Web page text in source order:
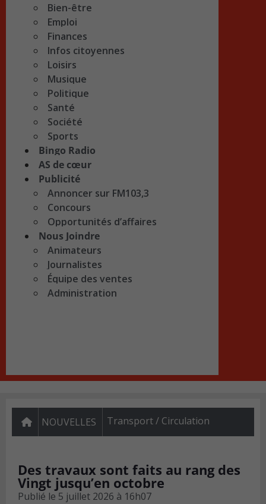
Bien-être
Emploi
Finances
Infos citoyennes
Loisirs
Musique
Politique
Santé
Société
Sports
Bingo Radio
AS de cœur
Publicité
Annoncer sur FM103,3
Concours
Opportunités d’affaires
Nous Joindre
Animateurs
Journalistes
Équipe des ventes
Administration
NOUVELLES Transport / Circulation
Des travaux sont faits au rang des
Vingt jusqu’en octobre
Publié le 5 juillet 2026 à 16h07